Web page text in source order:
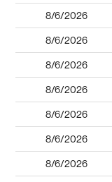
8/6/2026
8/6/2026
8/6/2026
8/6/2026
8/6/2026
8/6/2026
8/6/2026